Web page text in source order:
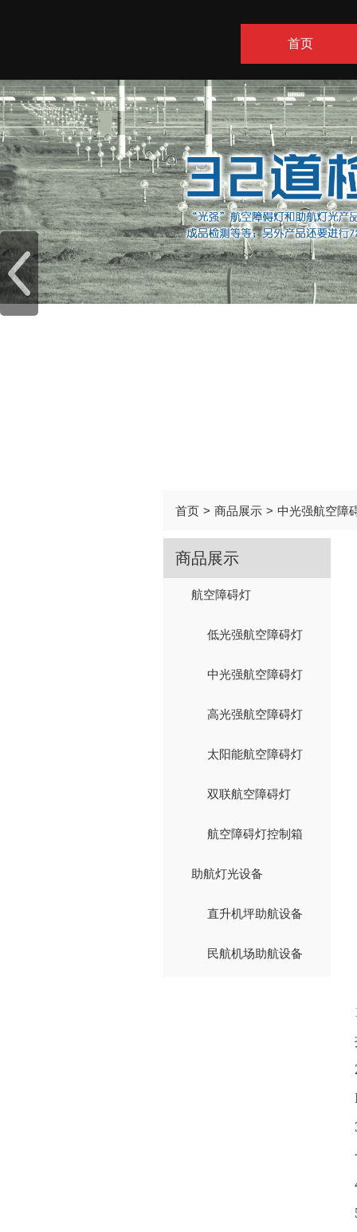
首页
联系方式
首页 > 商品展示 > 中光强航空障
商品展示
航空障碍灯
低光强航空障碍灯
中光强航空障碍灯
高光强航空障碍灯
太阳能航空障碍灯
双联航空障碍灯
航空障碍灯控制箱
助航灯光设备
直升机坪助航设备
民航机场助航设备